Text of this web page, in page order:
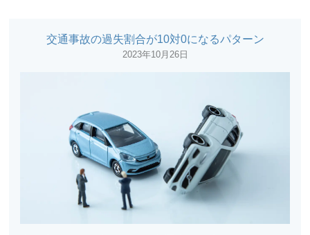
交通事故の過失割合が10対0になるパターン
2023年10月26日